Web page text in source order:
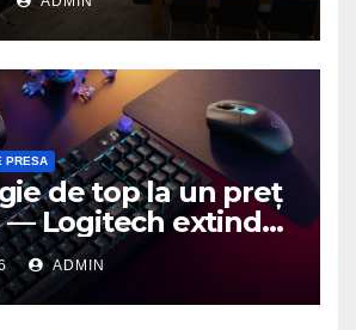
PRESA
de top la un preț
— Logitech extinde
un nou mouse și
pentru
PC
ADMIN